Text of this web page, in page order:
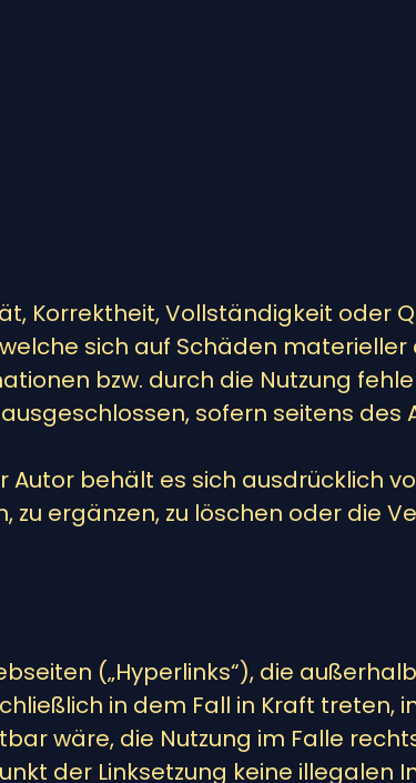
Korrektheit, Vollständigkeit oder
sich auf Schäden
bzw. durch die Nutzung
sofern seitens des
behält es sich ausdrücklich
ergänzen, zu löschen oder die
(„Hyperlinks“), die
in dem Fall in Kraft treten,
wäre, die Nutzung im Falle
der Linksetzung keine illegalen